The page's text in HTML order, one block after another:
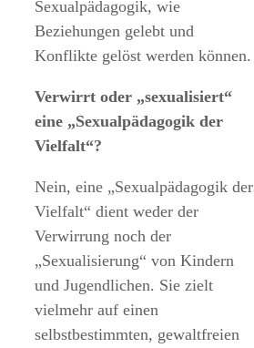
Sexualpädagogik, wie
Beziehungen gelebt und
Konflikte gelöst werden können.
Verwirrt oder „sexualisiert“
eine „Sexualpädagogik der
Vielfalt“?
Nein, eine „Sexualpädagogik der
Vielfalt“ dient weder der
Verwirrung noch der
„Sexualisierung“ von Kindern
und Jugendlichen. Sie zielt
vielmehr auf einen
selbstbestimmten, gewaltfreien